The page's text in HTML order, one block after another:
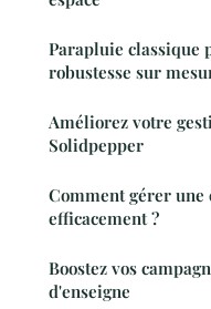
Parapluie classique
robustesse sur
Améliorez votre
Solidpepper
Comment gérer
efficacement ?
Boostez vos
d'enseigne